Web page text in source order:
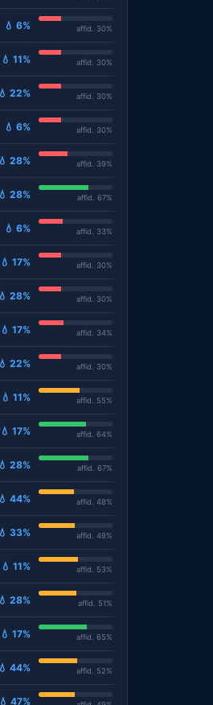
💧 6% affid. 30%
💧 11% affid. 30%
💧 22% affid. 30%
💧 6% affid. 30%
💧 28% affid. 39%
💧 28% affid. 67%
💧 6% affid. 33%
💧 17% affid. 30%
💧 28% affid. 30%
💧 17% affid. 34%
💧 22% affid. 30%
💧 11% affid. 55%
💧 17% affid. 64%
💧 28% affid. 67%
💧 44% affid. 48%
💧 33% affid. 49%
💧 11% affid. 53%
💧 28% affid. 51%
💧 17% affid. 65%
💧 44% affid. 52%
💧 47%